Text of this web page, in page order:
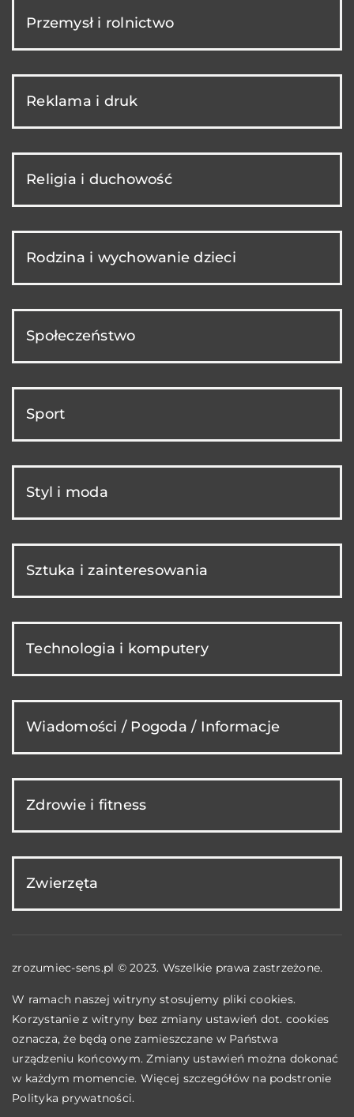
Przemysł i rolnictwo
Reklama i druk
Religia i duchowość
Rodzina i wychowanie dzieci
Społeczeństwo
Sport
Styl i moda
Sztuka i zainteresowania
Technologia i komputery
Wiadomości / Pogoda / Informacje
Zdrowie i fitness
Zwierzęta
zrozumiec-sens.pl © 2023. Wszelkie prawa zastrzeżone.
W ramach naszej witryny stosujemy pliki cookies.
Korzystanie z witryny bez zmiany ustawień dot. cookies
oznacza, że będą one zamieszczane w Państwa
urządzeniu końcowym. Zmiany ustawień można dokonać
w każdym momencie. Więcej szczegółów na podstronie
Polityka prywatności.